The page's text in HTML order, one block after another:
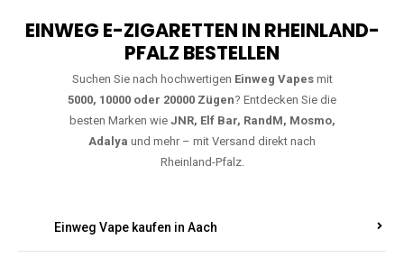
EINWEG E-ZIGARETTEN IN RHEINLAND-
PFALZ BESTELLEN
Suchen Sie nach hochwertigen Einweg Vapesmit
5000, 10000 oder 20000 Zügen? Entdecken Sie die
besten Marken wie JNR, Elf Bar, RandM, Mosmo,
Adalya und mehr – mit Versand direkt nach
Rheinland-Pfalz.
Einweg Vape kaufen in Aach